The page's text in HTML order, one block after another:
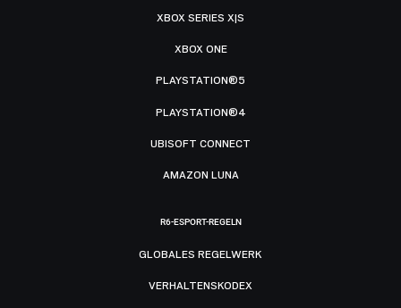
XBOX SERIES X|S
XBOX ONE
PLAYSTATION®5
PLAYSTATION®4
UBISOFT CONNECT
AMAZON LUNA
R6-ESPORT-REGELN
GLOBALES REGELWERK
VERHALTENSKODEX